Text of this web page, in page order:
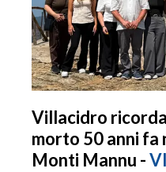
Villacidro
morto 50 anni fa
Monti Mannu -